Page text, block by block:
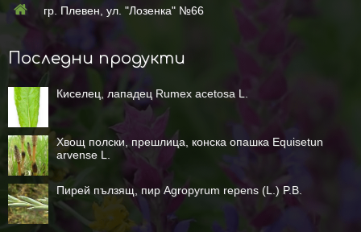
гр. Плевен, ул. "Лозенка" №66
Последни продукти
Киселец, лападец Rumex acetosa L.
Хвощ полски, прешлица, конска опашка Equisetun
arvense L.
Пирей пълзящ, пир Agropyrum repens (L.) P.B.